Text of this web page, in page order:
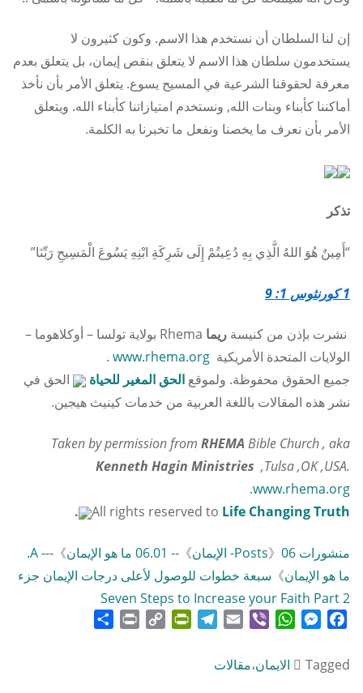
إن لنا السلطان أن نستخدم هذا الاسم. وكون كثيرون لا
يستخدمون سلطان هذا الاسم لا يتعلق بنقص إيمان، بل يتعلق بعدم
معرفة لحقوقنا الشرعية في المسيح يسوع. يتعلق الأمر بأن نأخذ
أماكننا كأبناء وبنات الله, ونستخدم امتيازاتنا كأبناء الله. ويتعلق
الأمر بأن نعرف ما يخصنا ونفعل ما تخبرنا به الكلمة.
تذكر
“أَمِينٌ هُوَ اللهُ الَّذِي بِهِ دُعِيتُمْ إِلَى شَرِكَةِ ابْنِهِ يَسُوعَ الْمَسِيحِ رَبِّنَا”
1 كورنثوس 1: 9
نشرت بإذن من كنيسة ريما
Rhema بولاية تولسا – أوكلاهوما –
الولايات المتحدة الأمريكية www.rhema.org
.
جميع الحقوق محفوظة. ولموقع الحق المغير للحياة
الحق في
نشر هذه المقالات باللغة العربية من خدمات كينيث هيجين.
Taken by permission from RHEMA Bible Church , aka
Kenneth Hagin Ministries ,Tulsa ,OK ,USA.
www.rhema.org
.
All rights reserved to Life Changing Truth
.
منشورات Posts 》 06- الإيمان 》 -- 06.01 ما هو الإيمان 》
--- A.
ما هو الإيمان》 سبعة خطوات للوصول لأعلى درجات الإيمان جزء
2 Seven Steps to Increase your Faith Part
Facebook
Messenger
WhatsApp
Viber
Email
Telegram
PrintFriendly
Copy
Print
Tagged الايمان،مقالات